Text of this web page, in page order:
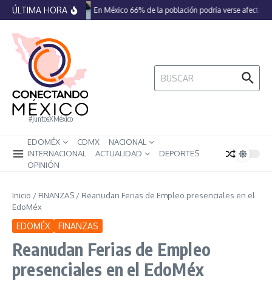
Saltar al contenido
ÚLTIMA HORA En México 66% de la población podría verse
#JuntosXMéxico
Buscar:
EDOMÉX CDMX
NACIONAL
INTERNACIONAL
ACTUALIDAD
DEPORTES
OPINIÓN
Inicio / FINANZAS / Reanudan Ferias de Empleo presenciales en el
EdoMéx
EDOMÉX FINANZAS
Reanudan Ferias de Empleo
presenciales en el EdoMéx